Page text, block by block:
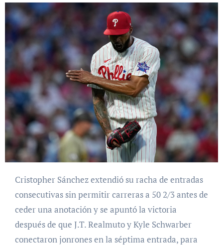
Cristopher Sánchez extendió su racha de entradas
consecutivas sin permitir carreras a 50 2/3 antes de
ceder una anotación y se apuntó la victoria
después de que J.T. Realmuto y Kyle Schwarber
conectaron jonrones en la séptima entrada, para